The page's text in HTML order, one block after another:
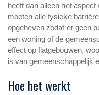
heeft dan alleen het
moeten alle fysieke
opgeheven zodat er geen
een woning of de
effect op flatgebouwen,
is van gemeenschappelijk
Hoe het werkt